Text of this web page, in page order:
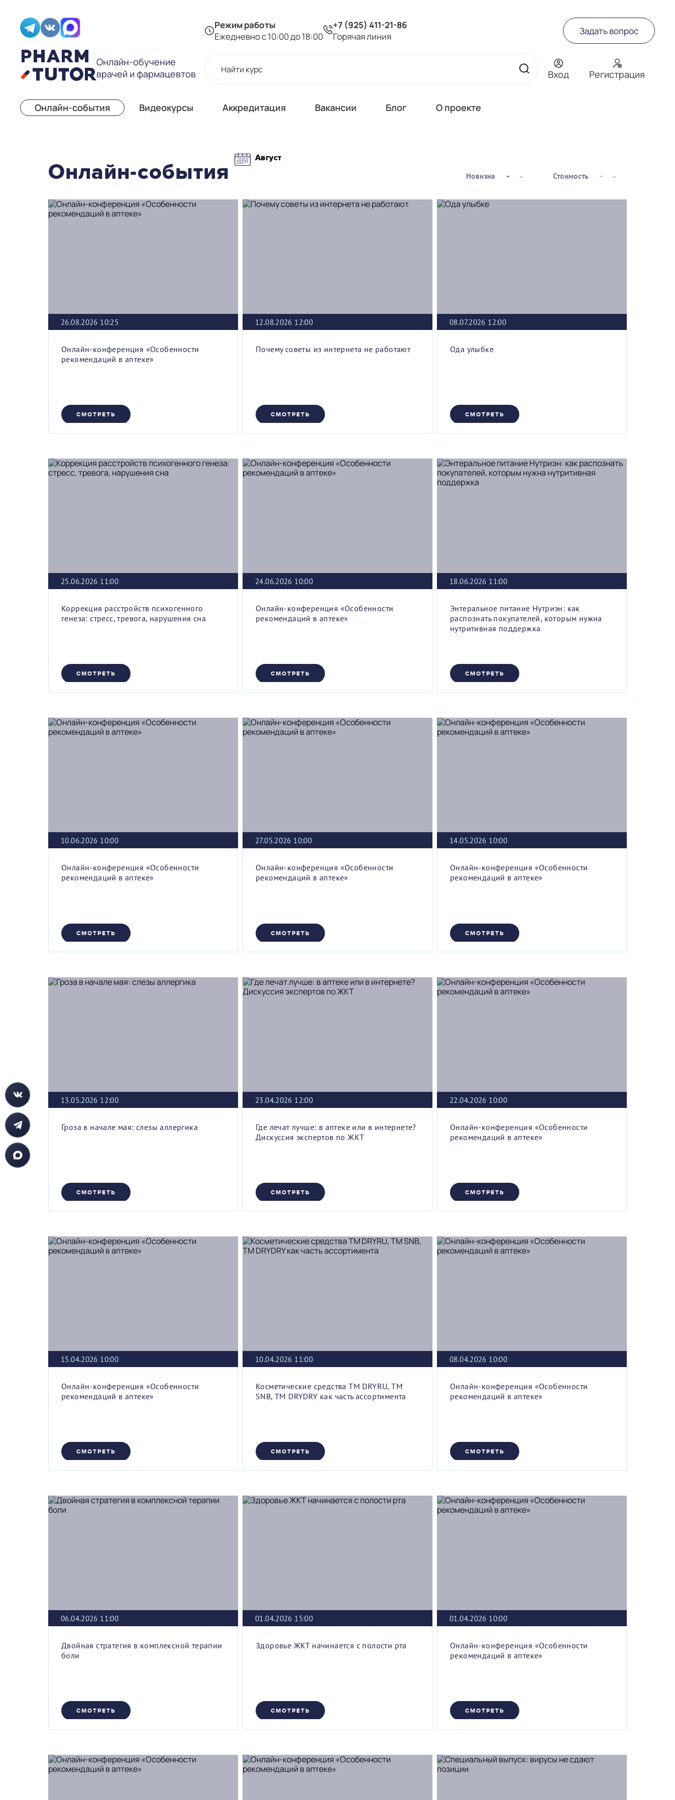
Онлайн-обучение
врачей и фармацевтов
Режим работы
Ежедневно с 10:00 до 18:00
+7 (925) 411-21-86
Горячая линия
Задать вопрос
Вход Регистрация
Онлайн-события Видеокурсы Аккредитация Вакансии Блог О проекте
Онлайн-события Август
Новизна Стоимость
26.08.2026 10:25
Онлайн-конференция «Особенности
рекомендаций в аптеке»
СМОТРЕТЬ
12.08.2026 12:00
Почему советы из интернета не работают
СМОТРЕТЬ
08.07.2026 12:00
Ода улыбке
СМОТРЕТЬ
25.06.2026 11:00
Коррекция расстройств психогенного
генеза: стресс, тревога, нарушения сна
СМОТРЕТЬ
24.06.2026 10:00
Онлайн-конференция «Особенности
рекомендаций в аптеке»
СМОТРЕТЬ
18.06.2026 11:00
Энтеральное питание Нутриэн: как
распознать покупателей, которым нужна
нутритивная поддержка
СМОТРЕТЬ
10.06.2026 10:00
Онлайн-конференция «Особенности
рекомендаций в аптеке»
СМОТРЕТЬ
27.05.2026 10:00
Онлайн-конференция «Особенности
рекомендаций в аптеке»
СМОТРЕТЬ
14.05.2026 10:00
Онлайн-конференция «Особенности
рекомендаций в аптеке»
СМОТРЕТЬ
13.05.2026 12:00
Гроза в начале мая: слезы аллергика
СМОТРЕТЬ
23.04.2026 12:00
Где лечат лучше: в аптеке или в интернете?
Дискуссия экспертов по ЖКТ
СМОТРЕТЬ
22.04.2026 10:00
Онлайн-конференция «Особенности
рекомендаций в аптеке»
СМОТРЕТЬ
15.04.2026 10:00
Онлайн-конференция «Особенности
рекомендаций в аптеке»
СМОТРЕТЬ
10.04.2026 11:00
Косметические средства ТМ DRYRU, ТМ
SNB, ТМ DRYDRY как часть ассортимента
СМОТРЕТЬ
08.04.2026 10:00
Онлайн-конференция «Особенности
рекомендаций в аптеке»
СМОТРЕТЬ
06.04.2026 11:00
Двойная стратегия в комплексной терапии
боли
СМОТРЕТЬ
01.04.2026 15:00
Здоровье ЖКТ начинается с полости рта
СМОТРЕТЬ
01.04.2026 10:00
Онлайн-конференция «Особенности
рекомендаций в аптеке»
СМОТРЕТЬ